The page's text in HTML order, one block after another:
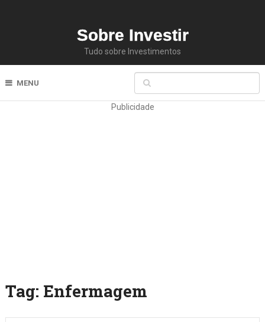
Sobre Investir
Tudo sobre Investimentos
MENU
Publicidade
Tag: Enfermagem